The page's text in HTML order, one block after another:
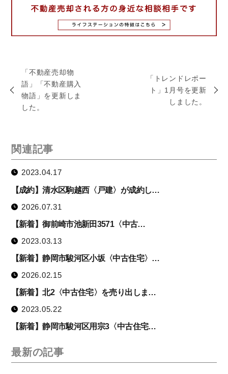
「不動産売却物
語」「不動産購入
物語」を更新しま
した。
「トレンドレポー
ト」1月号を更新
しました。
関連記事
2023.04.17
【成約】清水区駒越西〈戸建〉が成約し…
2026.07.31
【新着】御前崎市池新田3571〈中古…
2023.03.13
【新着】静岡市駿河区小坂〈中古住宅〉…
2026.02.15
【新着】北2〈中古住宅〉を売り出しま…
2023.05.22
【新着】静岡市駿河区用宗3〈中古住宅…
最新の記事